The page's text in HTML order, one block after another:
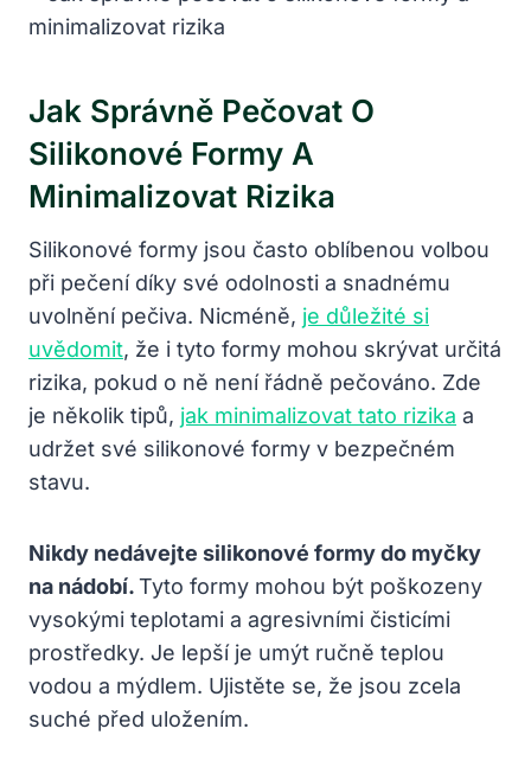
Jak Správně Pečovat O
Silikonové Formy A
Minimalizovat Rizika
Silikonové formy jsou často oblíbenou volbou
při pečení díky své odolnosti a snadnému
uvolnění pečiva. Nicméně, je důležité si
uvědomit, že i tyto formy mohou skrývat určitá
rizika, pokud o ně není řádně pečováno. Zde
je několik tipů, jak minimalizovat tato rizika a
udržet své silikonové formy v bezpečném
stavu.
Nikdy nedávejte silikonové formy do myčky
na nádobí.Tyto formy mohou být poškozeny
vysokými teplotami a agresivními čisticími
prostředky. Je lepší je umýt ručně teplou
vodou a mýdlem. Ujistěte se, že jsou zcela
suché před uložením.